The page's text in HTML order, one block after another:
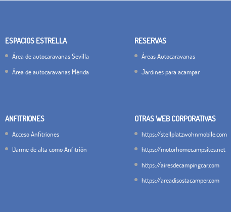
ESPACIOS ESTRELLA
Área de autocaravanas Sevilla
Área de autocaravanas Mérida
ANFITRIONES
Acceso Anfitriones
Darme de alta como Anfitrión
RESERVAS
Áreas Autocaravanas
Jardines para acampar
OTRAS WEB CORPORATIVAS
https://stellplatzwohnmobile.com
https://motorhomecampsites.net
https://airesdecampingcar.com
https://areadisostacamper.com